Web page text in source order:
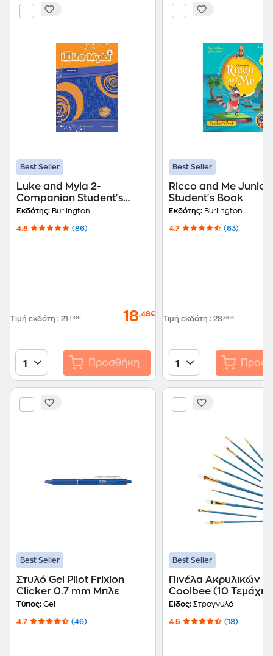
Best Seller
Luke and Myla 2-
Companion Student's
Book
Εκδότης: Burlington
4.8 (86)
Τιμή εκδότη : 21,00€ 18,48€
1 Προσθήκη
Best Seller
Ricco and Me Junior
Student's Book
Εκδότης: Burlington
4.7 (63)
Τιμή εκδότη : 28,60€
1
Best Seller
Στυλό Gel Pilot Frixion
Clicker 0.7 mm Μπλε
Τύπος: Gel
4.7 (46)
Best Seller
Πινέλα Ακρυλικών
Coolbee (10 Τεμάχια)
Είδος: Στρογγυλό
4.5 (18)